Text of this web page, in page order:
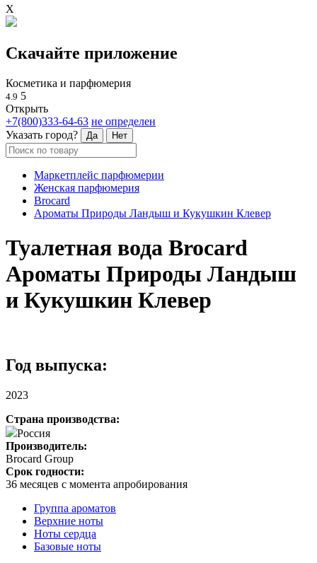
X
Скачайте приложение
Косметика и парфюмерия
4.9 5
Открыть
+7(800)333-64-63 не определен
Указать город?
Да Нет
Маркетплейс парфюмерии
Женская парфюмерия
Brocard
Ароматы Природы Ландыш и Кукушкин Клевер
Туалетная вода Brocard
Ароматы Природы Ландыш
и Кукушкин Клевер
Год выпуска:
2023
Страна производства:
Россия
Производитель:
Brocard Group
Срок годности:
36 месяцев с момента апробирования
Группа ароматов
Верхние ноты
Ноты сердца
Базовые ноты